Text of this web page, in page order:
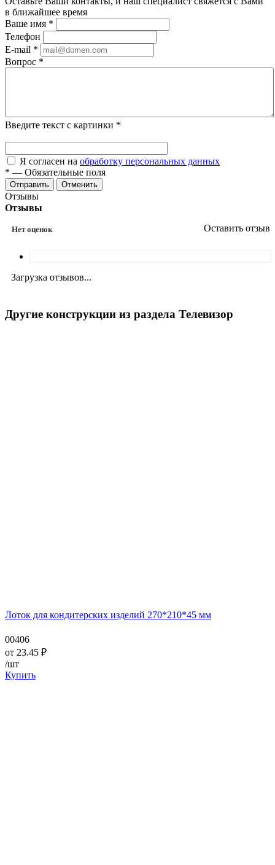
в ближайшее время
Ваше имя *
Телефон
E-mail *
Вопрос *
Введите текст с картинки *
Я согласен на обработку персональных данных
* — Обязательные поля
Отменить
Отзывы
Отзывы
Нет оценок Оставить отзыв
Загрузка отзывов...
Другие конструкции из раздела Телевизор
Лоток для кондитерских изделий 270*210*45 мм
00406
от 23.45 ₽
/шт
Купить